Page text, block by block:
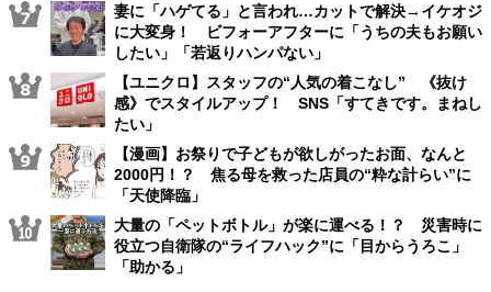
妻に「ハゲてる」と言われ…カットで解決→イケオジ
に大変身！ ビフォーアフターに「うちの夫もお願い
したい」「若返りハンパない」
【ユニクロ】スタッフの“人気の着こなし” 《抜け
感》でスタイルアップ！ SNS「すてきです。まねし
たい」
【漫画】お祭りで子どもが欲しがったお面、なんと
2000円！？ 焦る母を救った店員の“粋な計らい”に
「天使降臨」
大量の「ペットボトル」が楽に運べる！？ 災害時に
役立つ自衛隊の“ライフハック”に「目からうろこ」
「助かる」